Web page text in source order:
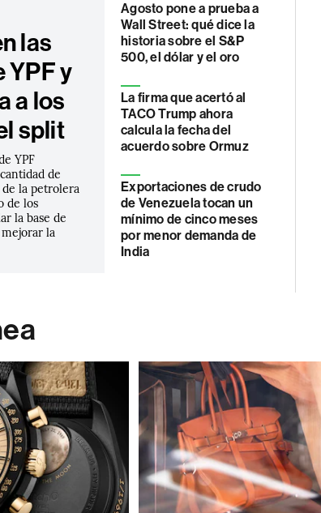
las
YPF y
a los
split
YPF
de
la petrolera
de los
la base de
la
Agosto pone a prueba a
Wall Street: qué dice la
historia sobre el S&P
500, el dólar y el oro
La firma que acertó al
TACO Trump ahora
calcula la fecha del
acuerdo sobre Ormuz
Exportaciones de crudo
de Venezuela tocan un
mínimo de cinco meses
por menor demanda de
India